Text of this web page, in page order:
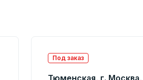
Под заказ
Тюменская, г.